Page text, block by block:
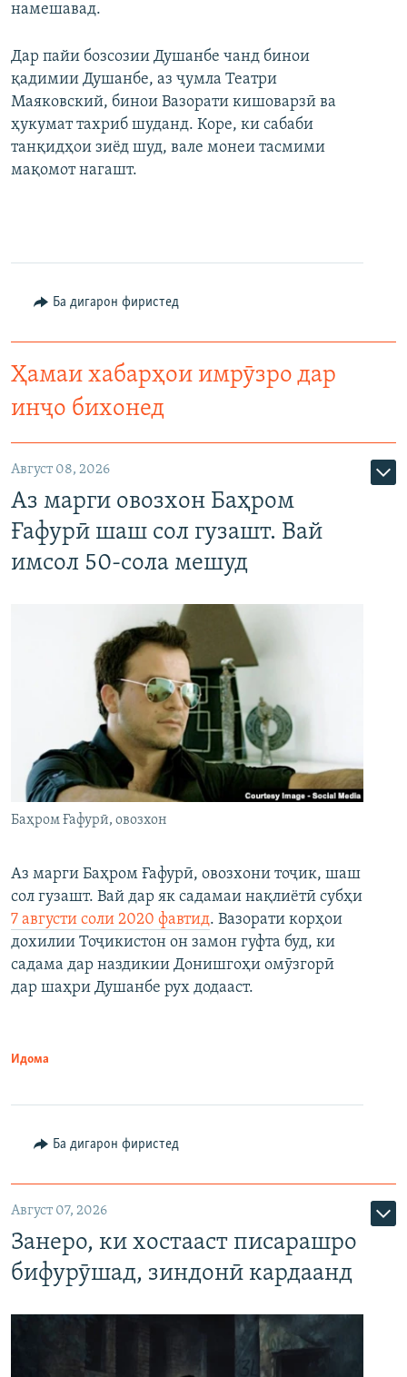
намешавад.
Дар пайи бозсозии Душанбе чанд бинои
қадимии Душанбе, аз ҷумла Театри
Маяковский, бинои Вазорати кишоварзӣ ва
ҳукумат тахриб шуданд. Коре, ки сабаби
танқидҳои зиёд шуд, вале монеи тасмими
мақомот нагашт.
Ба дигарон фиристед
Ҳамаи хабарҳои имрӯзро дар
инҷо бихонед
Август 08, 2026
Аз марги овозхон Баҳром
Ғафурӣ шаш сол гузашт. Вай
имсол 50-сола мешуд
Баҳром Ғафурӣ, овозхон
Аз марги Баҳром Ғафурӣ, овозхони тоҷик, шаш
сол гузашт. Вай дар як садамаи нақлиётӣ субҳи
7 августи соли 2020 фавтид. Вазорати корҳои
дохилии Тоҷикистон он замон гуфта буд, ки
садама дар наздикии Донишгоҳи омӯзгорӣ
дар шаҳри Душанбе рух додааст.
Идома
Ба дигарон фиристед
Август 07, 2026
Занеро, ки хостааст писарашро
бифурӯшад, зиндонӣ кардаанд